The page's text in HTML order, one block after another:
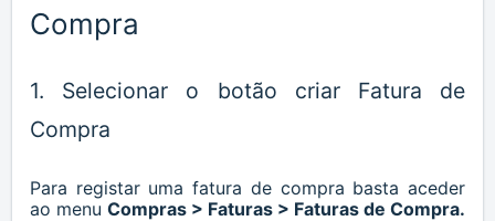
Compra
1. Selecionar o botão criar Fatura de
Compra
Para registar uma fatura de compra basta aceder
ao menu Compras > Faturas > Faturas de Compra.